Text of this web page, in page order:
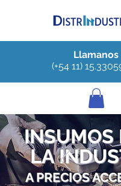
Llamanos
(+54 11)
INSUMOS
LA
A PRECIOS